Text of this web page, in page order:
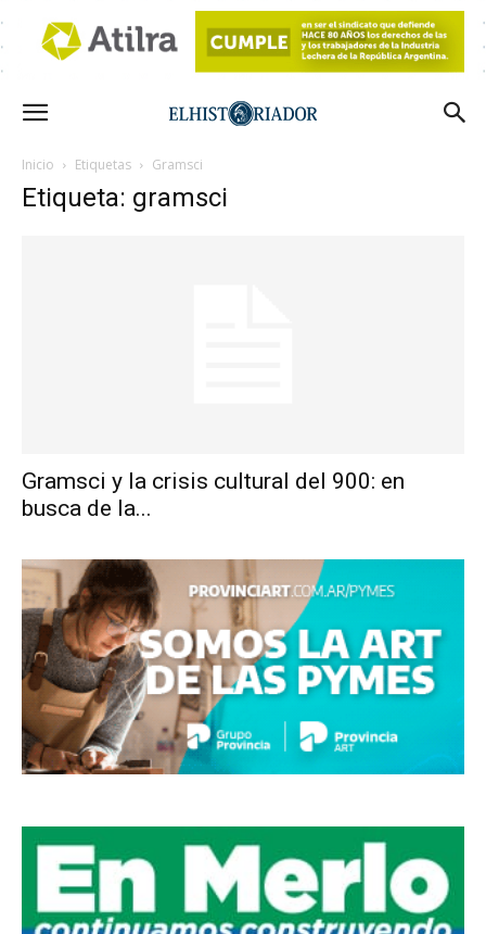
Inicio Etiquetas Gramsci
Etiqueta: gramsci
Gramsci y la crisis cultural del 900: en
busca de la...